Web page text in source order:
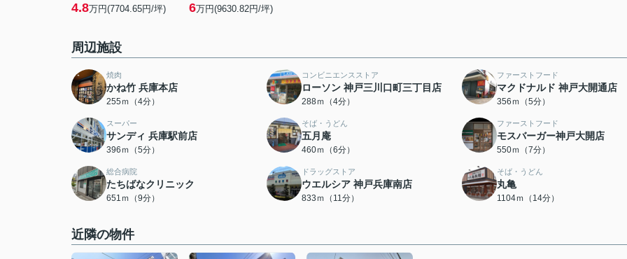
4.8万円(7704.65円/坪) 6万円(9630.82円/坪)
周辺施設
焼肉
かね竹 兵庫本店
255ｍ（4分）
コンビニエンスストア
ローソン 神戸三川口町三丁目店
288ｍ（4分）
ファーストフード
マクドナルド 神戸大開通店
356ｍ（5分）
スーパー
サンディ 兵庫駅前店
396ｍ（5分）
そば・うどん
五月庵
460ｍ（6分）
ファーストフード
モスバーガー神戸大開店
550ｍ（7分）
総合病院
たちばなクリニック
651ｍ（9分）
ドラッグストア
ウエルシア 神戸兵庫南店
833ｍ（11分）
そば・うどん
丸亀
1104ｍ（14分）
近隣の物件